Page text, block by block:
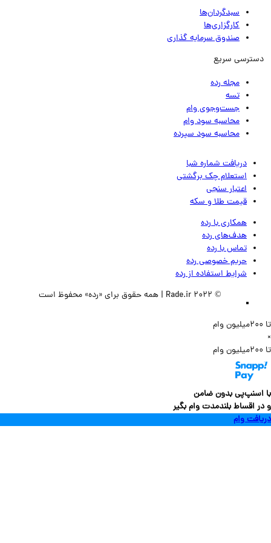
سبدگردان‌ها
کارگزاری‌ها
صندوق سرمایه گذاری
سریع
مجله رده
تسه
جست‌وجوی وام
محاسبه سود وام
محاسبه سود سپرده
دریافت شماره شبا
استعلام چک برگشتی
اعتبار سنجی
قیمت طلا و سکه
همکاری با رده
هدف‌های رده
تماس‌ با‌ رده
حریم خصوصی رده
شرایط استفاده از رده
بدون ضامن
بلندمدت وام بگیر
وام